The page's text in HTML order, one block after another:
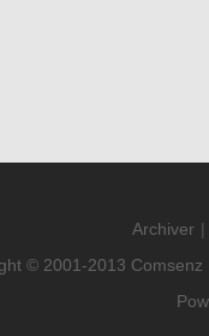
Archiver |
© 2001-2013 Comsenz